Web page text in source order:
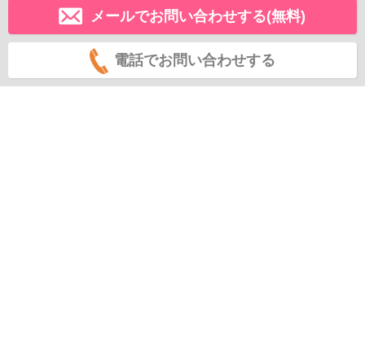
メールでお問い合わせする(無料)
電話でお問い合わせする